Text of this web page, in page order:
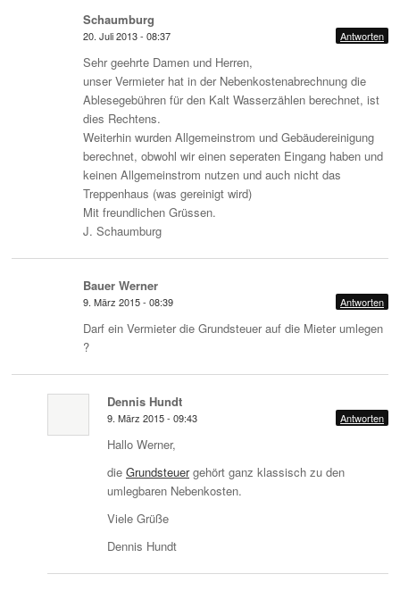
Schaumburg
20. Juli 2013 - 08:37 Antworten
Sehr geehrte Damen und Herren,
unser Vermieter hat in der Nebenkostenabrechnung die
Ablesegebühren für den Kalt Wasserzählen berechnet, ist
dies Rechtens.
Weiterhin wurden Allgemeinstrom und Gebäudereinigung
berechnet, obwohl wir einen seperaten Eingang haben und
keinen Allgemeinstrom nutzen und auch nicht das
Treppenhaus (was gereinigt wird)
Mit freundlichen Grüssen.
J. Schaumburg
Bauer Werner
9. März 2015 - 08:39 Antworten
Darf ein Vermieter die Grundsteuer auf die Mieter umlegen
?
Dennis Hundt
9. März 2015 - 09:43 Antworten
Hallo Werner,
die Grundsteuergehört ganz klassisch zu den
umlegbaren Nebenkosten.
Viele Grüße
Dennis Hundt